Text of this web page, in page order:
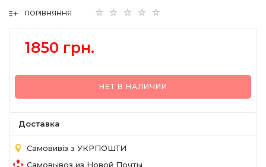
ПОРІВНЯННЯ
1850 грн.
НЕТ В НАЛИЧИИ
Доставка
Самовивіз з УКРПОШТИ
Самовывоз из Новой Почты